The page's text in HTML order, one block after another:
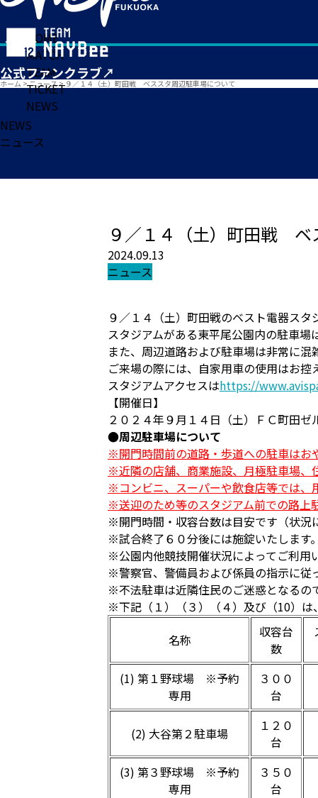
HOME
MATCH
TEAM
TICKET
NEWS
ホーム >ニュース>９／１４（土）町田戦 ベススタ周辺駐車場について
NEWS
ニュース
９／１４（土）町田戦 ベ
2024.09.13
ニュース
９／１４（土）町田戦のベスト電器スタ
スタジアムがある東平尾公園内の駐車場
また、周辺道路および駐車場は非常に混
ご来場の際には、自家用車の使用はお控
スタジアムアクセスはhttps://
【開催日】
２０２４年９月１４日（土）ＦＣ町
●周辺駐車場について
※開門時間前の道路・歩道への駐車はお
※近隣の店舗、商業施設、月極駐車場、
※コンビニ、スーパーや飲食店等では、
※送迎のため等のスタジアム前での路上
開門時間・収容台数は目安です（状況
試合終了６０分後には施錠いたします
公園内他競技開催状況によってご利用
警察官、警備員および係員の指示に従
不法駐車は近隣住民のご迷惑となるの
下記（１）（３）（４）及び（10）
名称
収容台
数
(1) 第１野球場 ※予約
専用
３００
台
(2) 大谷第２駐車場
１２０
台
(3) 第３野球場 ※予約
専用
３５０
台